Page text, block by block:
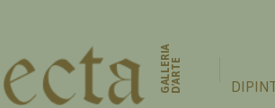
GALLERIAD'ARTE